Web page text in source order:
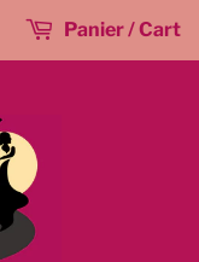
Panier / Cart